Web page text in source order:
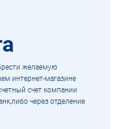
желаемую
интернет-магазине
счет компании
через отделение